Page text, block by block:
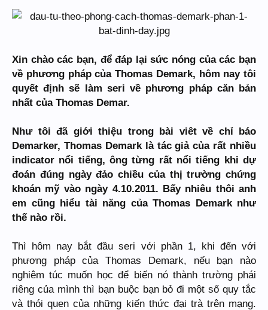
Xin chào các bạn, để đáp lại sức nóng của các bạn
về phương pháp của Thomas Demark, hôm nay tôi
quyết định sẽ làm seri về phương pháp căn bản
nhất của Thomas Demar.
Như tôi đã giới thiệu trong bài viêt về chỉ báo
Demarker, Thomas Demark là tác giả của rất nhiều
indicator nổi tiếng, ông từng rất nổi tiếng khi dự
đoán đúng ngày đảo chiều của thị trường chứng
khoán mỹ vào ngày 4.10.2011. Bấy nhiêu thôi anh
em cũng hiểu tài năng của Thomas Demark như
thế nào rồi.
Thì hôm nay bắt đầu seri với phần 1, khi đến với
phương pháp của Thomas Demark, nếu bạn nào
nghiêm túc muốn học để biến nó thành trường phái
riêng của mình thì bạn buộc bạn bỏ đi một số quy tắc
và thói quen của những kiến thức đại trà trên mạng.